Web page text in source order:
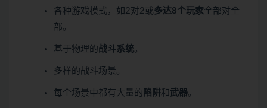
各种游戏模式，如2对2或多达8个玩家全部对全
部。
基于物理的战斗系统。
多样的战斗场景。
每个场景中都有大量的 陷阱和 武器。